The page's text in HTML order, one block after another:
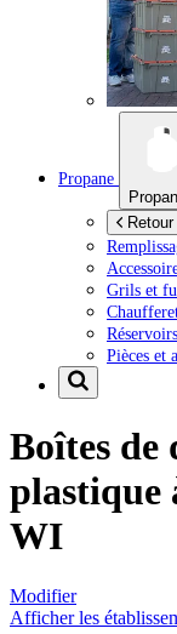
Propane
Grils et
Pièces et
Boîtes de
plastique
WI
Modifier
Afficher les